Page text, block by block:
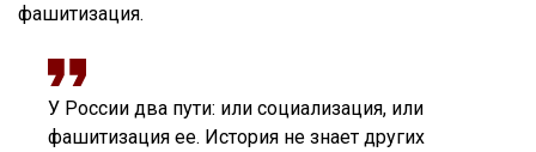
фашитизация.
У России два пути: или социализация, или
фашитизация ее. История не знает других